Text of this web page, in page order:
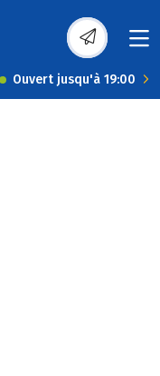
Ouvert jusqu'à 19:00